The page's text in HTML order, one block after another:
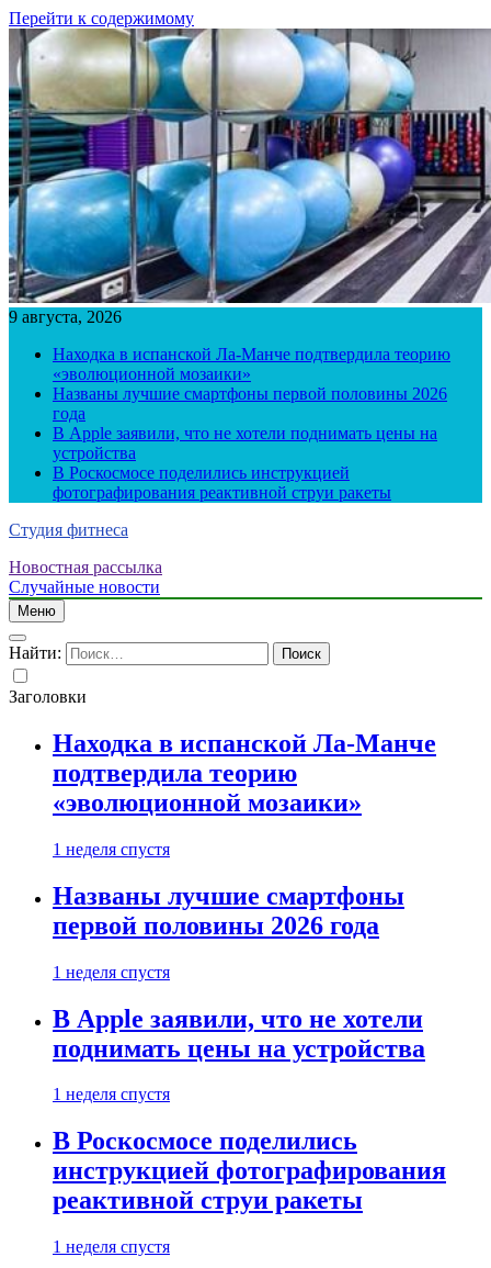
Перейти к содержимому
9 августа, 2026
Находка в испанской Ла-Манче подтвердила теорию
«эволюционной мозаики»
Названы лучшие смартфоны первой половины 2026
года
В Apple заявили, что не хотели поднимать цены на
устройства
В Роскосмосе поделились инструкцией
фотографирования реактивной струи ракеты
Студия фитнеса
Новостная рассылка
Случайные новости
Меню
Найти:
Заголовки
Находка в испанской Ла-Манче
подтвердила теорию
«эволюционной мозаики»
1 неделя спустя
Названы лучшие смартфоны
первой половины 2026 года
1 неделя спустя
В Apple заявили, что не хотели
поднимать цены на устройства
1 неделя спустя
В Роскосмосе поделились
инструкцией фотографирования
реактивной струи ракеты
1 неделя спустя